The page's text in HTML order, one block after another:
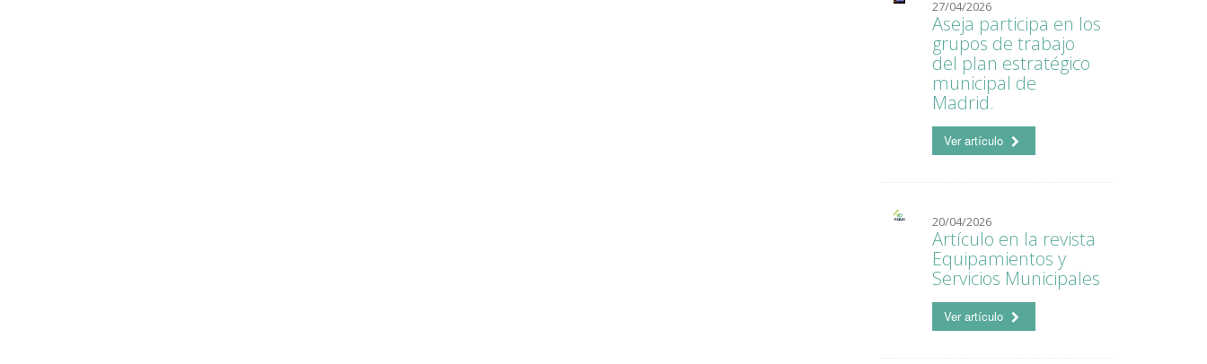
27/04/2026
Aseja participa en los
grupos de trabajo
del plan estratégico
municipal de
Madrid.
Ver artículo
20/04/2026
Artículo en la revista
Equipamientos y
Servicios Municipales
Ver artículo